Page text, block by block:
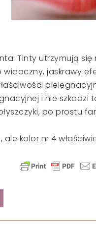
Tinty utrzymują
jaskrawy
i nie szkodzi
po prostu
kolor nr 4